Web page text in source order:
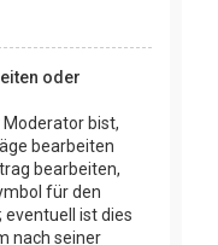
oder
bist,
bearbeiten
bearbeiten,
für den
ist dies
nach seiner